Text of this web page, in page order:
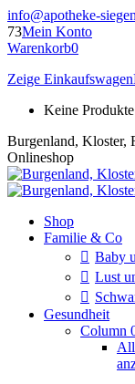
Zum
Inhalt
springen
info@apotheke-
73Mein Konto
Warenkorb0
Zeige Einkaufswagen
Keine
Burgenland, Kloster,
Onlineshop
Shop
Familie & Co
Baby
Lust
Gesundheit
Column